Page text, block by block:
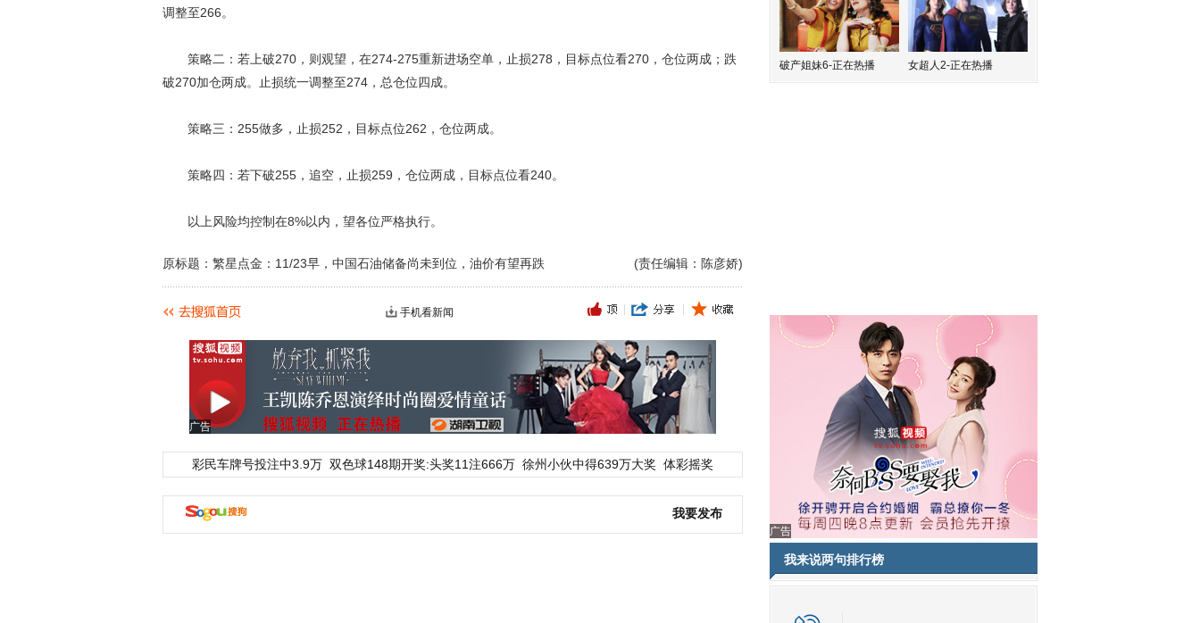
调整至266。
策略二：若上破270，则观望，在274-275重新进场空单，止损278，目标点位看270，仓位两成；跌
破270加仓两成。止损统一调整至274，总仓位四成。
策略三：255做多，止损252，目标点位262，仓位两成。
策略四：若下破255，追空，止损259，仓位两成，目标点位看240。
以上风险均控制在8%以内，望各位严格执行。
(责任编辑：陈彦娇)
原标题：繁星点金：11/23早，中国石油储备尚未到位，油价有望再跌
手机看新闻
广告
彩民车牌号投注中3.9万 双色球148期开奖:头奖11注666万 徐州小伙中得639万大奖 体彩摇奖
我要发布
破产姐妹6-正在热播 女超人2-正在热播
广告
我来说两句排行榜